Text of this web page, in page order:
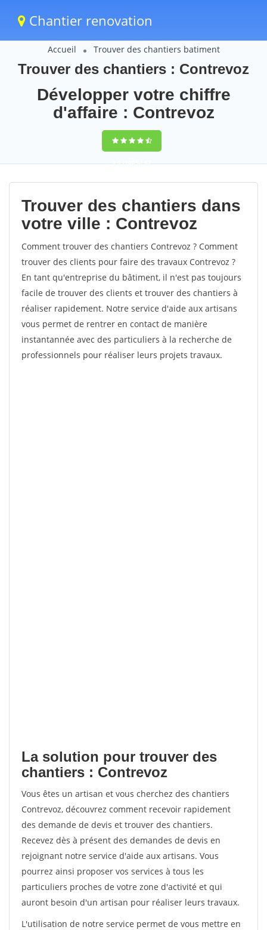
Chantier renovation
Accueil Trouver des chantiers batiment
Trouver des chantiers : Contrevoz
Développer votre chiffre
d'affaire : Contrevoz
9,5(100%)62
votes
Trouver des chantiers dans
votre ville : Contrevoz
Comment trouver des chantiers Contrevoz ? Comment
trouver des clients pour faire des travaux Contrevoz ?
En tant qu'entreprise du bâtiment, il n'est pas toujours
facile de trouver des clients et trouver des chantiers à
réaliser rapidement. Notre service d'aide aux artisans
vous permet de rentrer en contact de manière
instantannée avec des particuliers à la recherche de
professionnels pour réaliser leurs projets travaux.
La solution pour trouver des
chantiers : Contrevoz
Vous êtes un artisan et vous cherchez des chantiers
Contrevoz, découvrez comment recevoir rapidement
des demande de devis et trouver des chantiers.
Recevez dès à présent des demandes de devis en
rejoignant notre service d'aide aux artisans. Vous
pourrez ainsi proposer vos services à tous les
particuliers proches de votre zone d'activité et qui
auront besoin d'un artisan pour réaliser leurs travaux.
L'utilisation de notre service permet de vous mettre en